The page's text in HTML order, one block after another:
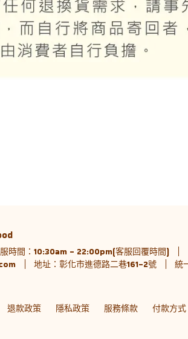
時間：10:30am - 22:00pm(客服回覆時間)
地址：彰化市進德路二巷161-2號 統
退款政策 隱私政策 服務條款 付款方式